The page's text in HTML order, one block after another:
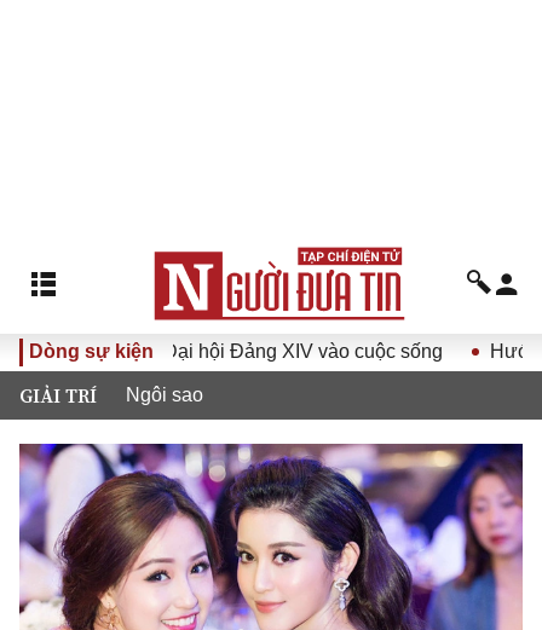
Dòng sự kiện
quyết Đại hội Đảng XIV vào cuộc sống Hướng tới Đại
GIẢI TRÍ Ngôi sao